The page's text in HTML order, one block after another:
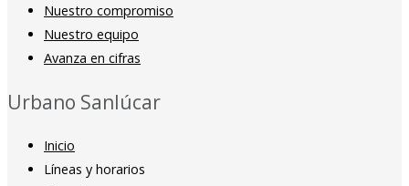
Nuestro compromiso
Nuestro equipo
Avanza en cifras
Urbano Sanlúcar
Inicio
Líneas y horarios